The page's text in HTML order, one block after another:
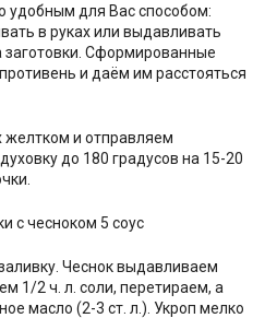
удобным для Вас способом:
в руках или выдавливать
Сформированные
и даём им расстояться
желтком и отправляем
до 180 градусов на 15-20
Чеснок выдавливаем
1/2 ч. л. соли, перетираем, а
масло (2-3 ст. л.). Укроп мелко